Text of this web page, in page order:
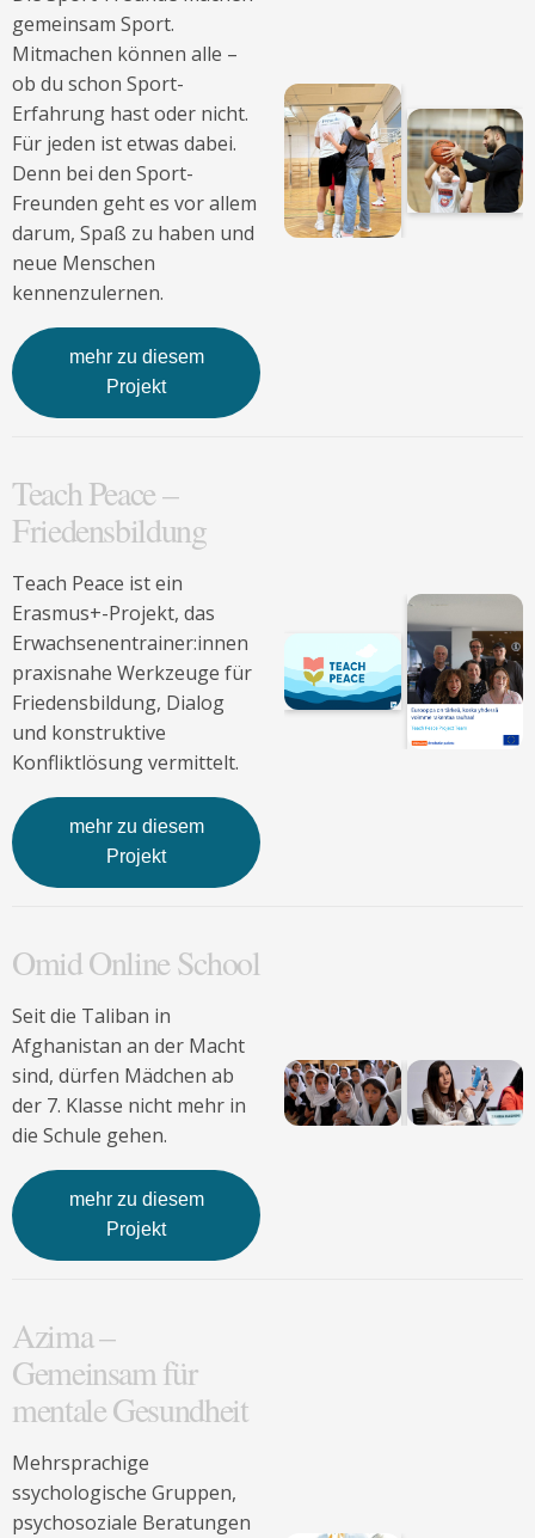
gemeinsam Sport.
Mitmachen können alle –
ob du schon Sport-
Erfahrung hast oder nicht.
Für jeden ist etwas dabei.
Denn bei den Sport-
Freunden geht es vor allem
darum, Spaß zu haben und
neue Menschen
kennenzulernen.
mehr zu diesem
Projekt
Teach Peace –
Friedensbildung
Teach Peace ist ein
Erasmus+-Projekt, das
Erwachsenentrainer:innen
praxisnahe Werkzeuge für
Friedensbildung, Dialog
und konstruktive
Konfliktlösung vermittelt.
mehr zu diesem
Projekt
Omid Online School
Seit die Taliban in
Afghanistan an der Macht
sind, dürfen Mädchen ab
der 7. Klasse nicht mehr in
die Schule gehen.
mehr zu diesem
Projekt
Azima –
Gemeinsam für
mentale Gesundheit
Mehrsprachige
ssychologische Gruppen,
psychosoziale Beratungen